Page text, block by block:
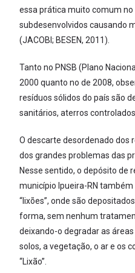
essa prática muito comum no
subdesenvolvidos causando
(JACOBI; BESEN, 2011).
Tanto no PNSB (Plano
2000 quanto no de 2008,
resíduos sólidos do país são
sanitários, aterros controlados
O descarte desordenado dos
dos grandes problemas das
Nesse sentido, o depósito de
município Ipueira-RN
“lixões”, onde são
forma, sem nenhum
deixando-o degradar as
solos, a vegetação, o ar e os
“Lixão”.